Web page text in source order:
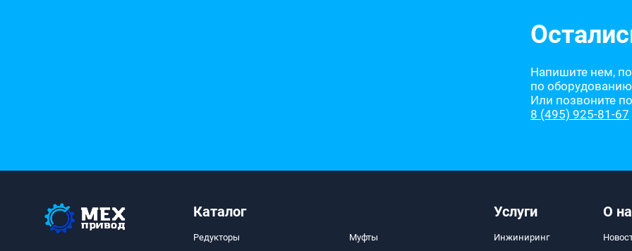
Напишите нем,
по
Или позвоните
8 (495) 925-81-67
Каталог
Редукторы Муфты
Услуги
Инжиниринг
О